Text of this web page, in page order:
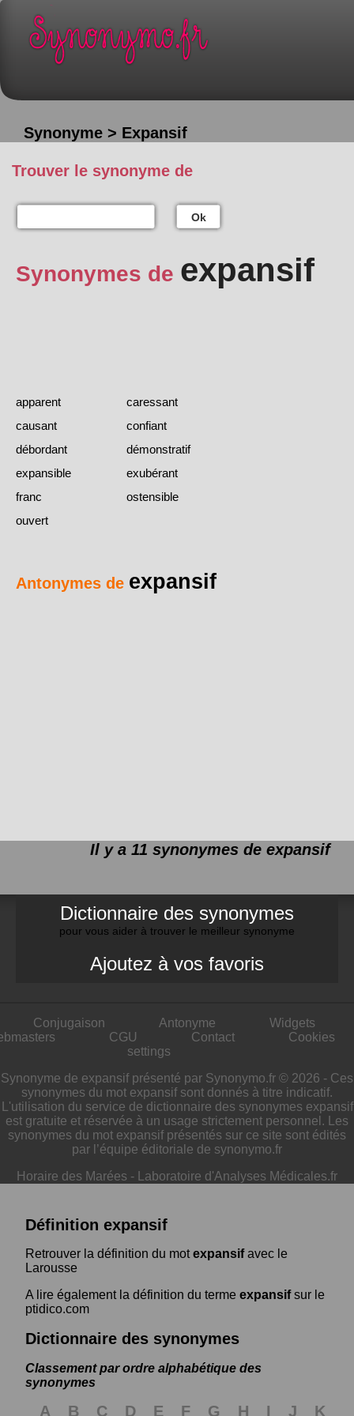
Synonyme > Expansif
Trouver le synonyme de
Ok
Synonymes de expansif
apparent
caressant
causant
confiant
débordant
démonstratif
expansible
exubérant
franc
ostensible
ouvert
Antonymes de expansif
Il y a 11 synonymes de expansif
Dictionnaire des synonymes
pour vous aider à trouver le meilleur synonyme
Ajoutez à vos favoris
Conjugaison Antonyme
Widgets
CGU Contact
Cookies
settings
Synonyme de expansif présenté par Synonymo.fr © 2026 - Ces
synonymes du mot expansif sont donnés à titre indicatif.
L'utilisation du service de dictionnaire des synonymes expansif
est gratuite et réservée à un usage strictement personnel. Les
synonymes du mot expansif présentés sur ce site sont édités
par l’équipe éditoriale de synonymo.fr
Horaire des Marées - Laboratoire d'Analyses Médicales.fr
Définition expansif
Retrouver la définition du motexpansifavec le
Larousse
A lire également la définition du terme expansifsur le
ptidico.com
Dictionnaire des synonymes
Classement par ordre alphabétique des
synonymes
A B C D E F G H I J K